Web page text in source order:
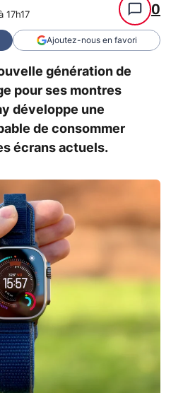
17h17 0
Ajoutez-nous en favori
génération de
pour ses montres
développe une
de consommer
écrans actuels.